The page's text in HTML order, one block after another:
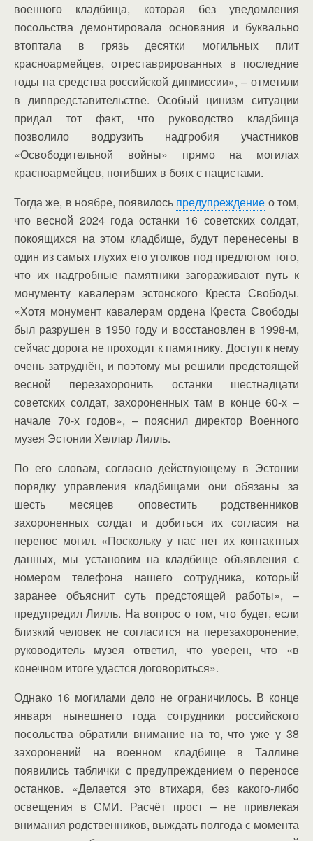
военного кладбища, которая без уведомления
посольства демонтировала основания и буквально
втоптала в грязь десятки могильных плит
красноармейцев, отреставрированных в последние
годы на средства российской дипмиссии», – отметили
в диппредставительстве. Особый цинизм ситуации
придал тот факт, что руководство кладбища
позволило водрузить надгробия участников
«Освободительной войны» прямо на могилах
красноармейцев, погибших в боях с нацистами.
Тогда же, в ноябре, появилось предупреждение о том,
что весной 2024 года останки 16 советских солдат,
покоящихся на этом кладбище, будут перенесены в
один из самых глухих его уголков под предлогом того,
что их надгробные памятники загораживают путь к
монументу кавалерам эстонского Креста Свободы.
«Хотя монумент кавалерам ордена Креста Свободы
был разрушен в 1950 году и восстановлен в 1998-м,
сейчас дорога не проходит к памятнику. Доступ к нему
очень затруднён, и поэтому мы решили предстоящей
весной перезахоронить останки шестнадцати
советских солдат, захороненных там в конце 60-х –
начале 70-х годов», – пояснил директор Военного
музея Эстонии Хеллар Лилль.
По его словам, согласно действующему в Эстонии
порядку управления кладбищами они обязаны за
шесть месяцев оповестить родственников
захороненных солдат и добиться их согласия на
перенос могил. «Поскольку у нас нет их контактных
данных, мы установим на кладбище объявления с
номером телефона нашего сотрудника, который
заранее объяснит суть предстоящей работы», –
предупредил Лилль. На вопрос о том, что будет, если
близкий человек не согласится на перезахоронение,
руководитель музея ответил, что уверен, что «в
конечном итоге удастся договориться».
Однако 16 могилами дело не ограничилось. В конце
января нынешнего года сотрудники российского
посольства обратили внимание на то, что уже у 38
захоронений на военном кладбище в Таллине
появились таблички с предупреждением о переносе
останков. «Делается это втихаря, без какого-либо
освещения в СМИ. Расчёт прост – не привлекая
внимания родственников, выждать полгода с момента